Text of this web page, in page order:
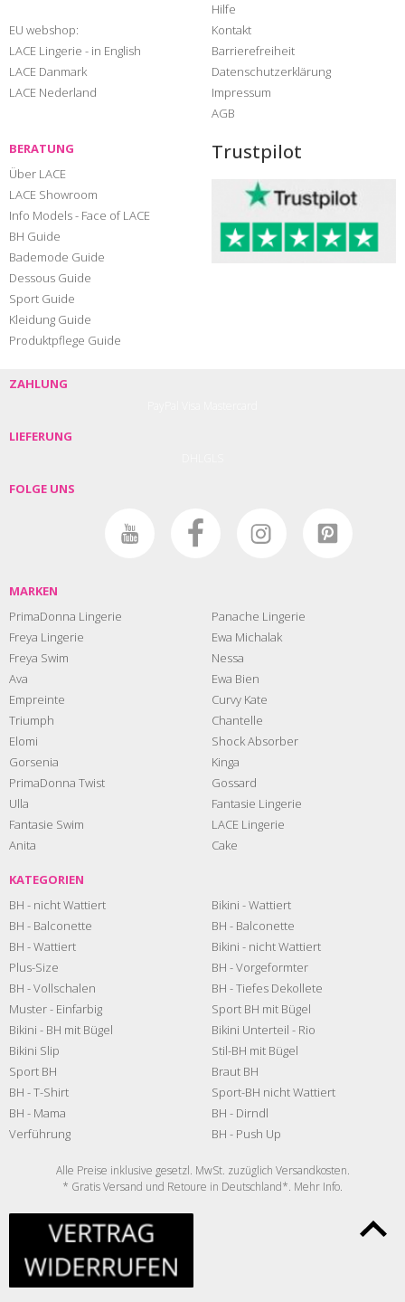
EU webshop:
LACE Lingerie - in English
LACE Danmark
LACE Nederland
Hilfe
Kontakt
Barrierefreiheit
Datenschutzerklärung
Impressum
AGB
BERATUNG
Über LACE
LACE Showroom
Info Models - Face of LACE
BH Guide
Bademode Guide
Dessous Guide
Sport Guide
Kleidung Guide
Produktpflege Guide
Trustpilot
ZAHLUNG
LIEFERUNG
FOLGE UNS
MARKEN
PrimaDonna Lingerie
Freya Lingerie
Freya Swim
Ava
Empreinte
Triumph
Elomi
Gorsenia
PrimaDonna Twist
Ulla
Fantasie Swim
Anita
Panache Lingerie
Ewa Michalak
Nessa
Ewa Bien
Curvy Kate
Chantelle
Shock Absorber
Kinga
Gossard
Fantasie Lingerie
LACE Lingerie
Cake
KATEGORIEN
BH - nicht Wattiert
BH - Balconette
BH - Wattiert
Plus-Size
BH - Vollschalen
Muster - Einfarbig
Bikini - BH mit Bügel
Bikini Slip
Sport BH
BH - T-Shirt
BH - Mama
Verführung
Bikini - Wattiert
BH - Balconette
Bikini - nicht Wattiert
BH - Vorgeformter
BH - Tiefes Dekollete
Sport BH mit Bügel
Bikini Unterteil - Rio
Stil-BH mit Bügel
Braut BH
Sport-BH nicht Wattiert
BH - Dirndl
BH - Push Up
Alle Preise inklusive gesetzl. MwSt. zuzüglich Versandkosten.
* Gratis Versand und Retoure in Deutschland*. Mehr Info.